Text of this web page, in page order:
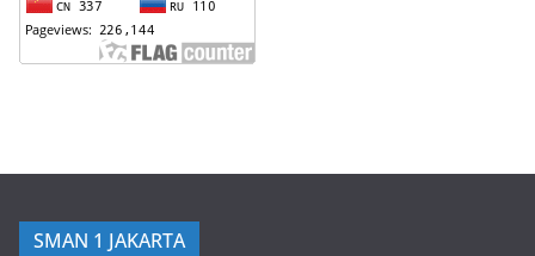
SMAN 1 JAKARTA